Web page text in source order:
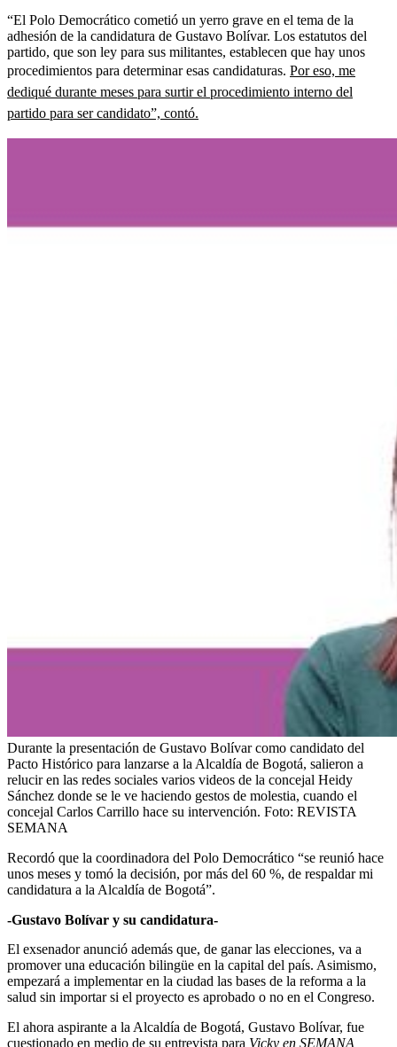
“El Polo Democrático cometió un yerro grave en el tema de la
adhesión de la candidatura de Gustavo Bolívar. Los estatutos del
partido, que son ley para sus militantes, establecen que hay unos
procedimientos para determinar esas candidaturas. Por eso, me
dediqué durante meses para surtir el procedimiento interno del
partido para ser candidato”, contó.
Durante la presentación de Gustavo Bolívar como candidato del
Pacto Histórico para lanzarse a la Alcaldía de Bogotá, salieron a
relucir en las redes sociales varios videos de la concejal Heidy
Sánchez donde se le ve haciendo gestos de molestia, cuando el
concejal Carlos Carrillo hace su intervención. Foto: REVISTA
SEMANA
Recordó que la coordinadora del Polo Democrático “se reunió hace
unos meses y tomó la decisión, por más del 60 %, de respaldar mi
candidatura a la Alcaldía de Bogotá”.
-Gustavo Bolívar y su candidatura-
El exsenador anunció además que, de ganar las elecciones, va a
promover una educación bilingüe en la capital del país. Asimismo,
empezará a implementar en la ciudad las bases de la reforma a la
salud sin importar si el proyecto es aprobado o no en el Congreso.
El ahora aspirante a la Alcaldía de Bogotá, Gustavo Bolívar, fue
cuestionado en medio de su entrevista para Vicky en SEMANA,